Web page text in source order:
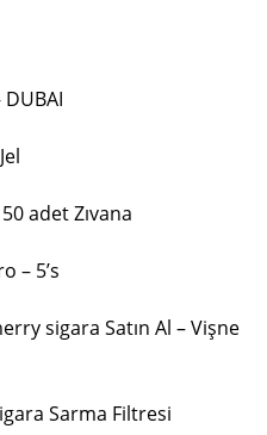
adet Zıvana
– 5’s
sigara Satın Al – Vişne
Sarma Filtresi